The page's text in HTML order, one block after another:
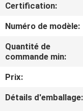
LE
SPECTACLE
VR
À
PROPOS
Certification:
Numéro de modèle:
Quantité de
commande min:
Prix:
Détails d'emballage: